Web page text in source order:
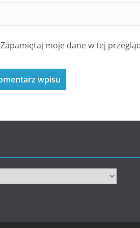
Zapamiętaj moje dane w tej